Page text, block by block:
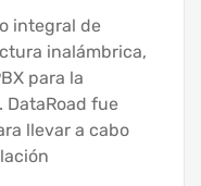
integral de
inalámbrica,
para la
DataRoad fue
llevar a cabo